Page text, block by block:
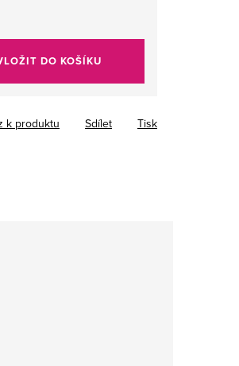
DO KOŠÍKU
Tisk
k produktu Sdílet